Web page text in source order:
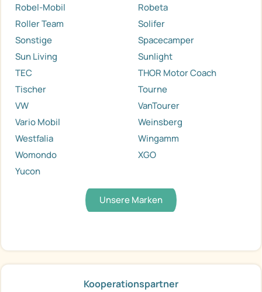
Robel-Mobil
Robeta
Roller Team
Solifer
Sonstige
Spacecamper
Sun Living
Sunlight
TEC
THOR Motor Coach
Tischer
Tourne
VW
VanTourer
Vario Mobil
Weinsberg
Westfalia
Wingamm
Womondo
XGO
Yucon
Unsere Marken
Kooperationspartner